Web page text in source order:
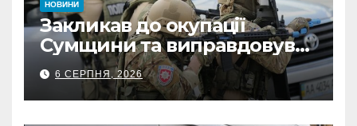
НОВИНИ
Закликав до окупації
Сумщини та виправдовував
обстріли: СБУ викрила
прокремлівського агітатора
з Охтирки
6 СЕРПНЯ, 2026